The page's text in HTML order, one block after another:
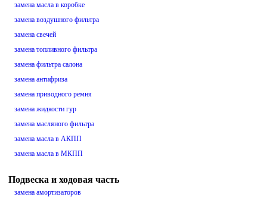
замена масла в коробке
замена воздушного фильтра
замена свечей
замена топливного фильтра
замена фильтра салона
замена антифриза
замена приводного ремня
замена жидкости гур
замена масляного фильтра
замена масла в АКПП
замена масла в МКПП
Подвеска и ходовая часть
замена амортизаторов